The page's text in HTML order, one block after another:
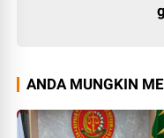
ANDA MUNGKIN